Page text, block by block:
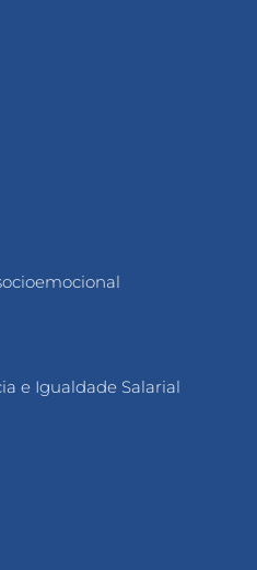
e Igualdade Salarial